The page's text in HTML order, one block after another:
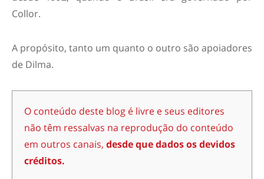
Collor.
A propósito, tanto um quanto o outro são apoiadores
de Dilma.
O conteúdo deste blog é livre e seus editores
não têm ressalvas na reprodução do conteúdo
em outros canais, desde que dados os devidos
créditos.